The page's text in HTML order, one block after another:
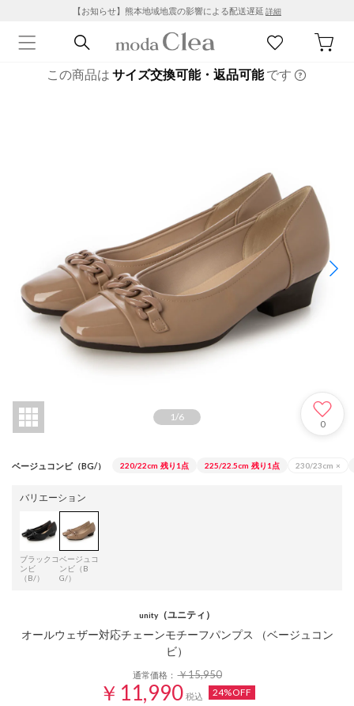
【お知らせ】熊本地域地震の影響による配送遅延 詳細
この商品は サイズ交換可能・返品可能です
1/6
0
ベージュコンビ（BG/） 220/22cm 残り1点 225/22.5cm 残り1点 230/23cm ×
バリエーション
ブラックコ
ンビ
（B/）
ベージュコ
ンビ（B
G/）
unity （ユニティ）
オールウェザー対応チェーンモチーフパンプス （ベージュコン
ビ）
通常価格：￥15,950
￥11,990 税込 24%OFF